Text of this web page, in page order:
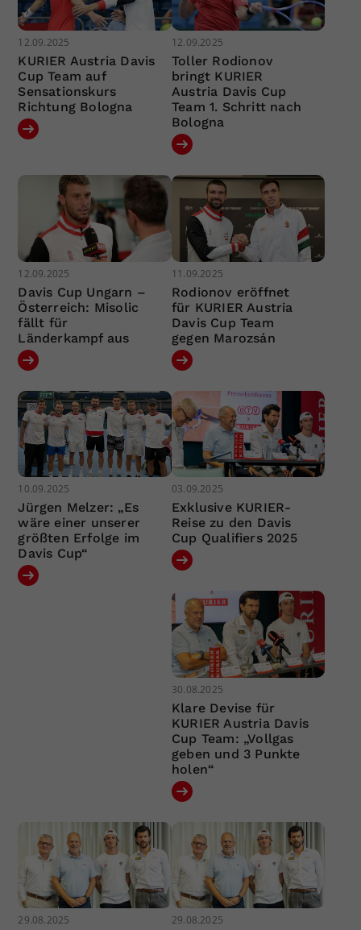
12.09.2025
KURIER Austria Davis
Cup Team auf
Sensationskurs
Richtung Bologna
12.09.2025
Toller Rodionov
bringt KURIER
Austria Davis Cup
Team 1. Schritt nach
Bologna
12.09.2025
Davis Cup Ungarn –
Österreich: Misolic
fällt für
Länderkampf aus
11.09.2025
Rodionov eröffnet
für KURIER Austria
Davis Cup Team
gegen Marozsán
10.09.2025
Jürgen Melzer: „Es
wäre einer unserer
größten Erfolge im
Davis Cup“
03.09.2025
Exklusive KURIER-
Reise zu den Davis
Cup Qualifiers 2025
30.08.2025
Klare Devise für
KURIER Austria Davis
Cup Team: „Vollgas
geben und 3 Punkte
holen“
29.08.2025 29.08.2025